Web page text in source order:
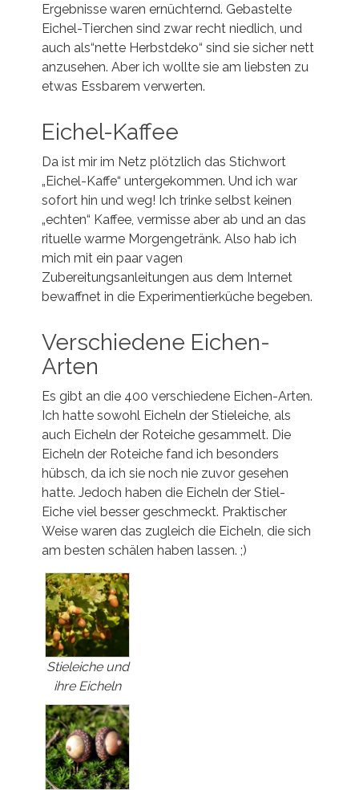
Ergebnisse waren ernüchternd. Gebastelte
Eichel-Tierchen sind zwar recht niedlich, und
auch als“nette Herbstdeko“ sind sie sicher nett
anzusehen. Aber ich wollte sie am liebsten zu
etwas Essbarem verwerten.
Eichel-Kaffee
Da ist mir im Netz plötzlich das Stichwort
„Eichel-Kaffe“ untergekommen. Und ich war
sofort hin und weg! Ich trinke selbst keinen
„echten“ Kaffee, vermisse aber ab und an das
rituelle warme Morgengetränk. Also hab ich
mich mit ein paar vagen
Zubereitungsanleitungen aus dem Internet
bewaffnet in die Experimentierküche begeben.
Verschiedene Eichen-
Arten
Es gibt an die 400 verschiedene Eichen-Arten.
Ich hatte sowohl Eicheln der Stieleiche, als
auch Eicheln der Roteiche gesammelt. Die
Eicheln der Roteiche fand ich besonders
hübsch, da ich sie noch nie zuvor gesehen
hatte. Jedoch haben die Eicheln der Stiel-
Eiche viel besser geschmeckt. Praktischer
Weise waren das zugleich die Eicheln, die sich
am besten schälen haben lassen. ;)
Stieleiche und
ihre Eicheln